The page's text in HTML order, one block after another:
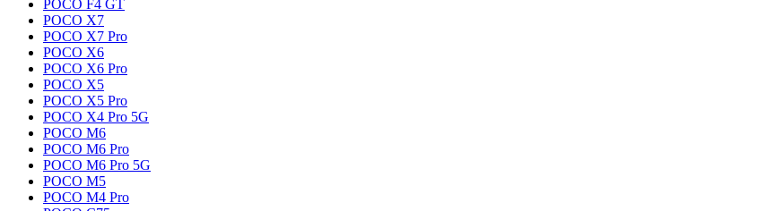
POCO F4 GT
POCO X7
POCO X7 Pro
POCO X6
POCO X6 Pro
POCO X5
POCO X5 Pro
POCO X4 Pro 5G
POCO M6
POCO M6 Pro
POCO M6 Pro 5G
POCO M5
POCO M4 Pro